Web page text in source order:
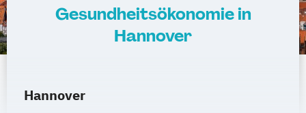
Gesundheitsökonomie in
Hannover
Hannover